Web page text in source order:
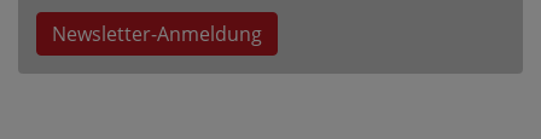
Newsletter-Anmeldung